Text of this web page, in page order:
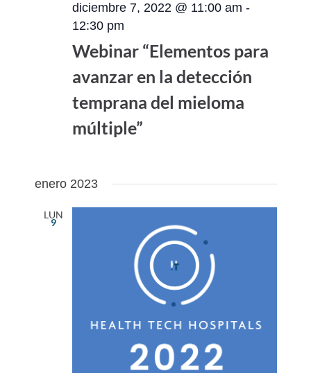
diciembre 7, 2022 @ 11:00 am -
12:30 pm
Webinar “Elementos para
avanzar en la detección
temprana del mieloma
múltiple”
enero 2023
LUN
9